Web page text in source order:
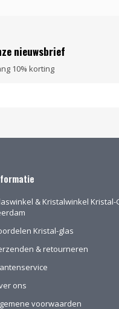
nieuwsbrief
10% korting
& Kristalwinkel Kristal-
Kristal-glas
& retourneren
ons
voorwaarden